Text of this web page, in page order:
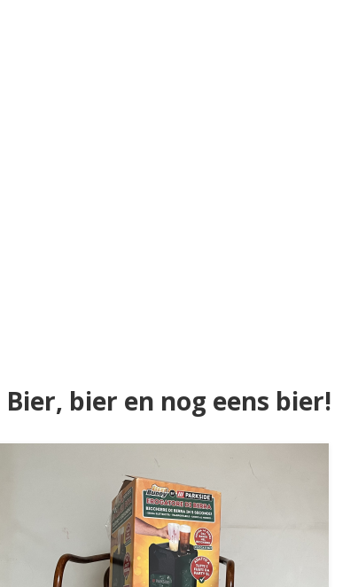
Bier, bier en nog eens bier!